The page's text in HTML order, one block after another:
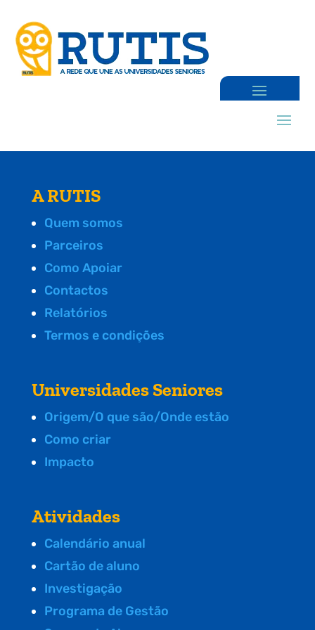
A RUTIS
Quem somos
Parceiros
Como Apoiar
Contactos
Relatórios
Termos e condições
Universidades Seniores
Origem/O que são/Onde estão
Como criar
Impacto
Atividades
Calendário anual
Cartão de aluno
Investigação
Programa de Gestão